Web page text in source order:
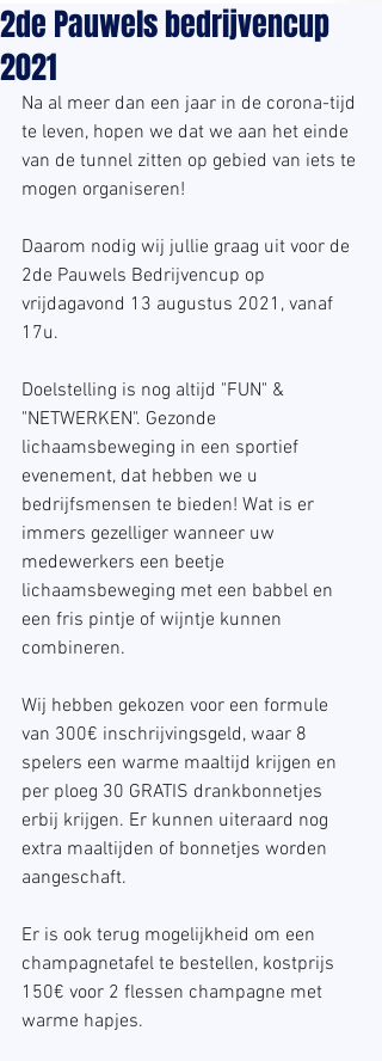
2de Pauwels bedrijvencup
2021
Na al meer dan een jaar in de corona-tijd
te leven, hopen we dat we aan het einde
van de tunnel zitten op gebied van iets te
mogen organiseren!
Daarom nodig wij jullie graag uit voor de
2de Pauwels Bedrijvencup op
vrijdagavond 13 augustus 2021, vanaf
17u.
Doelstelling is nog altijd "FUN" &
"NETWERKEN". Gezonde
lichaamsbeweging in een sportief
evenement, dat hebben we u
bedrijfsmensen te bieden! Wat is er
immers gezelliger wanneer uw
medewerkers een beetje
lichaamsbeweging met een babbel en
een fris pintje of wijntje kunnen
combineren.
Wij hebben gekozen voor een formule
van 300€ inschrijvingsgeld, waar 8
spelers een warme maaltijd krijgen en
per ploeg 30 GRATIS drankbonnetjes
erbij krijgen. Er kunnen uiteraard nog
extra maaltijden of bonnetjes worden
aangeschaft.
Er is ook terug mogelijkheid om een
champagnetafel te bestellen, kostprijs
150€ voor 2 flessen champagne met
warme hapjes.